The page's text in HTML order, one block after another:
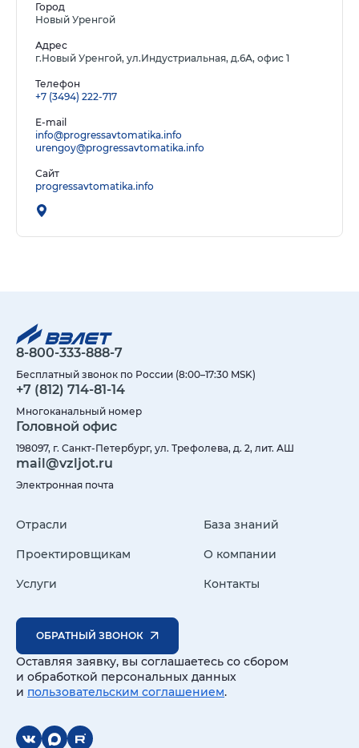
Город
Новый Уренгой
Адрес
г.Новый Уренгой, ул.Индустриальная, д.6А, офис 1
Телефон
+7 (3494) 222-717
E-mail
info@progressavtomatika.info
urengoy@progressavtomatika.info
Сайт
progressavtomatika.info
8-800-333-888-7
Бесплатный звонок по России (8:00–17:30 MSK)
+7 (812) 714-81-14
Многоканальный номер
Головной офис
198097, г. Санкт-Петербург, ул. Трефолева, д. 2, лит. АШ
mail@vzljot.ru
Электронная почта
Отрасли
Проектировщикам
Услуги
База знаний
О компании
Контакты
ОБРАТНЫЙ ЗВОНОК
Оставляя заявку, вы соглашаетесь со сбором
и обработкой персональных данных
и пользовательским соглашением.